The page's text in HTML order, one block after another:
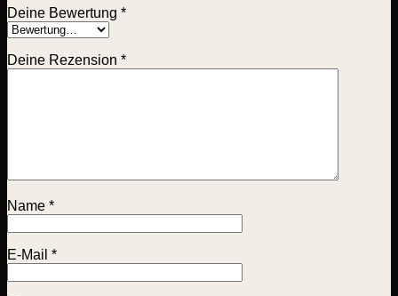
Deine Bewertung *
Deine Rezension *
Name *
E-Mail *